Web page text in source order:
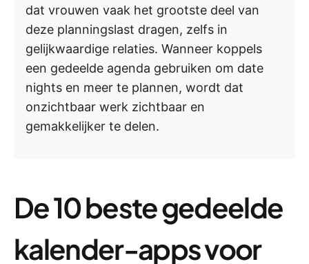
dat vrouwen vaak het grootste deel van
deze planningslast dragen, zelfs in
gelijkwaardige relaties. Wanneer koppels
een gedeelde agenda gebruiken om date
nights en meer te plannen, wordt dat
onzichtbaar werk zichtbaar en
gemakkelijker te delen.
De 10 beste gedeelde
kalender-apps voor